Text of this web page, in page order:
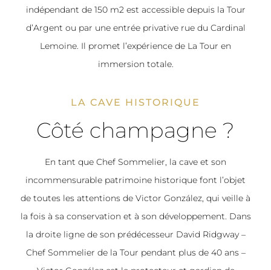
indépendant de 150 m2 est accessible depuis la Tour
d’Argent ou par une entrée privative rue du Cardinal
Lemoine. Il promet l’expérience de La Tour en
immersion totale.
LA CAVE HISTORIQUE
Côté champagne ?
En tant que Chef Sommelier, la cave et son
incommensurable patrimoine historique font l’objet
de toutes les attentions de Victor González, qui veille à
la fois à sa conservation et à son développement. Dans
la droite ligne de son prédécesseur David Ridgway –
Chef Sommelier de la Tour pendant plus de 40 ans –